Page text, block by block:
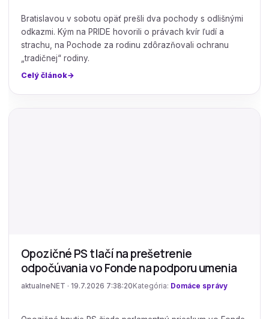
Bratislavou v sobotu opäť prešli dva pochody s odlišnými
odkazmi. Kým na PRIDE hovorili o právach kvír ľudí a
strachu, na Pochode za rodinu zdôrazňovali ochranu
„tradičnej“ rodiny.
Celý článok
Opozičné PS tlačí na prešetrenie
odpočúvania vo Fonde na podporu umenia
aktualneNET · 19.7.2026 7:38:20 Kategória: Domáce správy